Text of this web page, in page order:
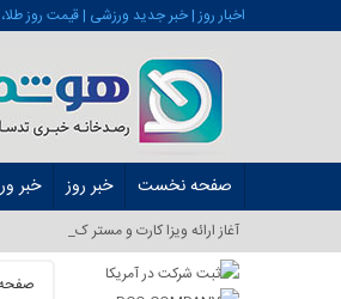
اخبار روز | خبر جدید ورزشی | قیمت روز
صفحه نخست خبر روز خبر
آغاز ارائه ویزا کارت و مستر کارت در ایرا_